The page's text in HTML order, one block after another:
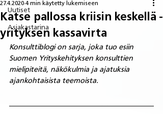
Uutiset
Asiakastarina
Katse pallossa kriisin keskellä -
yrityksen kassavirta
27.4.2020 4 min käytetty lukemiseen
Konsulttiblogi on sarja, joka tuo esiin
Suomen Yrityskehityksen konsulttien
mielipiteitä, näkökulmia ja ajatuksia
ajankohtaisista teemoista.